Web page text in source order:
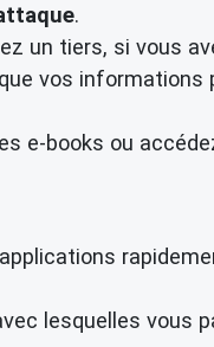
.
un tiers, si vous
vos informations
e-books ou
lesquelles vous